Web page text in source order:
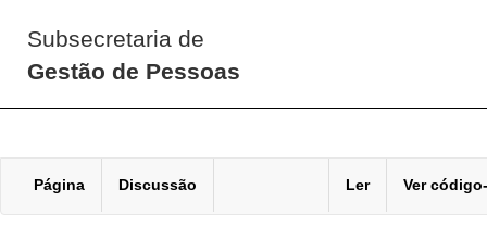
Subsecretaria de
Gestão de Pessoas
Página Discussão Ler Ver